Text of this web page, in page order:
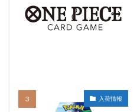
入荷情報